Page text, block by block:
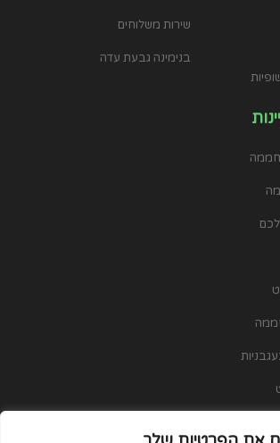
שירות משלוחים
בנימינה גבעת עדה